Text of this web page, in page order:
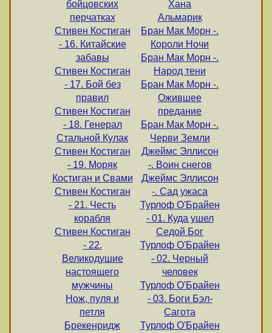
бойцовских
перчатках
Стивен Костиган
- 16. Китайские
забавы
Стивен Костиган
- 17. Бой без
правил
Стивен Костиган
- 18. Генерал
Стальной Кулак
Стивен Костиган
- 19. Моряк
Костиган и Свами
Стивен Костиган
- 21. Честь
корабля
Стивен Костиган
- 22.
Великодушие
настоящего
мужчины
Нож, пуля и
петля
Брекенридж
Хана
Альмарик
Бран Мак Морн -.
Короли Ночи
Бран Мак Морн -.
Народ тени
Бран Мак Морн -.
Ожившее
предание
Бран Мак Морн -.
Черви Земли
Джеймс Эллисон
-. Воин снегов
Джеймс Эллисон
-. Сад ужаса
Турлоф О'Брайен
- 01. Куда ушел
Седой Бог
Турлоф О'Брайен
- 02. Черный
человек
Турлоф О'Брайен
- 03. Боги Бэл-
Сагота
Турлоф О'Брайен